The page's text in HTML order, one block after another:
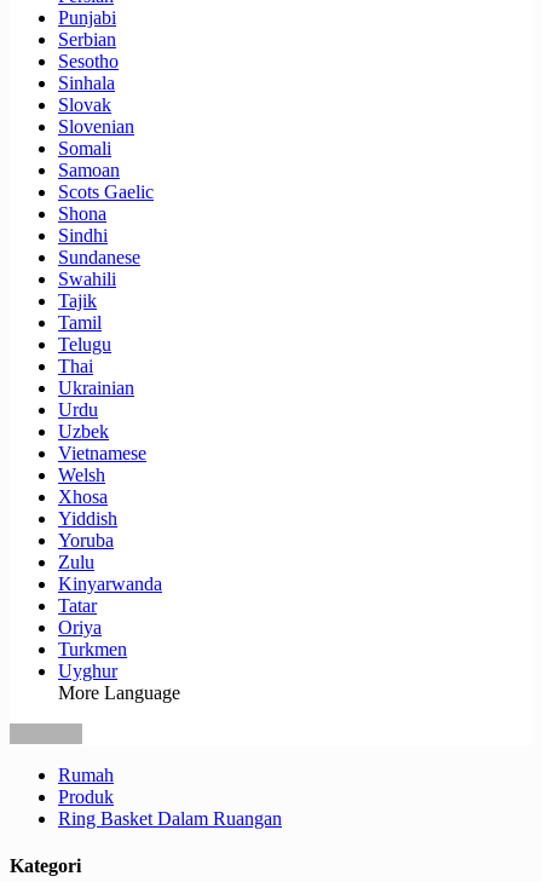
Punjabi
Serbian
Sesotho
Sinhala
Slovak
Slovenian
Somali
Samoan
Scots Gaelic
Shona
Sindhi
Sundanese
Swahili
Tajik
Tamil
Telugu
Thai
Ukrainian
Urdu
Uzbek
Vietnamese
Welsh
Xhosa
Yiddish
Yoruba
Zulu
Kinyarwanda
Tatar
Oriya
Turkmen
Uyghur
More Language
Rumah
Produk
Ring Basket Dalam Ruangan
Kategori